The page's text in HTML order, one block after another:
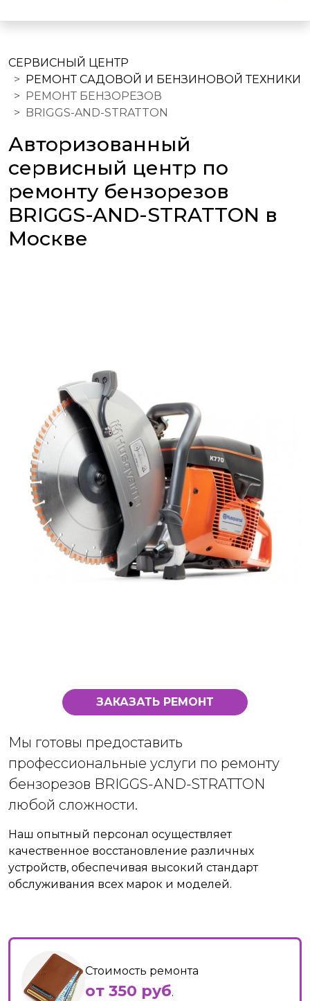
СЕРВИСНЫЙ ЦЕНТР
РЕМОНТ САДОВОЙ И БЕНЗИНОВОЙ ТЕХНИКИ
РЕМОНТ БЕНЗОРЕЗОВ
BRIGGS-AND-STRATTON
Авторизованный
сервисный центр по
ремонту бензорезов
BRIGGS-AND-STRATTON в
Москве
ЗАКАЗАТЬ РЕМОНТ
Мы готовы предоставить
профессиональные услуги по ремонту
бензорезов BRIGGS-AND-STRATTON
любой сложности.
Наш опытный персонал осуществляет
качественное восстановление различных
устройств, обеспечивая высокий стандарт
обслуживания всех марок и моделей.
Стоимость ремонта
от 350 руб.